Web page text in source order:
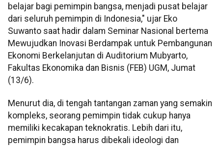
belajar bagi pemimpin bangsa, menjadi pusat belajar
dari seluruh pemimpin di Indonesia," ujar Eko
Suwanto saat hadir dalam Seminar Nasional bertema
Mewujudkan Inovasi Berdampak untuk Pembangunan
Ekonomi Berkelanjutan di Auditorium Mubyarto,
Fakultas Ekonomika dan Bisnis (FEB) UGM, Jumat
(13/6).
Menurut dia, di tengah tantangan zaman yang semakin
kompleks, seorang pemimpin tidak cukup hanya
memiliki kecakapan teknokratis. Lebih dari itu,
pemimpin bangsa harus dibekali ideologi dan